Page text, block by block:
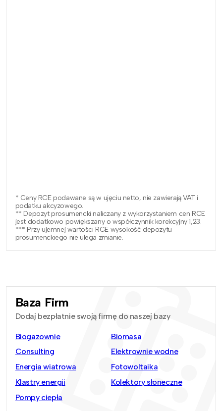
* Ceny RCE podawane są w ujęciu netto, nie zawierają VAT i
podatku akcyzowego.
** Depozyt prosumencki naliczany z wykorzystaniem cen RCE
jest dodatkowo powiększany o współczynnik korekcyjny 1,23.
*** Przy ujemnej wartości RCE wysokość depozytu
prosumenckiego nie ulega zmianie.
Baza Firm
Dodaj bezpłatnie swoją firmę do naszej bazy
Biogazownie
Biomasa
Consulting
Elektrownie wodne
Energia wiatrowa
Fotowoltaika
Klastry energii
Kolektory słoneczne
Pompy ciepła